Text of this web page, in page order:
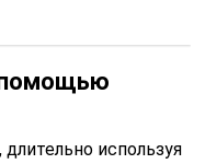
помощью
используя